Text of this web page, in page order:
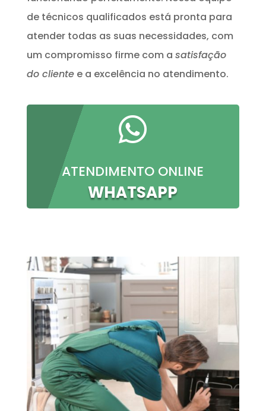
de técnicos qualificados está pronta para
atender todas as suas necessidades, com
um compromisso firme com a satisfação
do clientee a excelência no atendimento.

ATENDIMENTO ONLINE
WHATSAPP